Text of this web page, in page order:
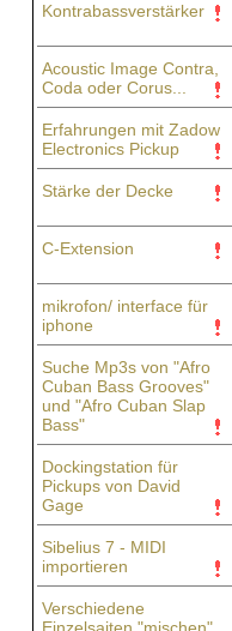
Kontrabassverstärker
Acoustic Image Contra,
Coda oder Corus...
Erfahrungen mit Zadow
Electronics Pickup
Stärke der Decke
C-Extension
mikrofon/ interface für
iphone
Suche Mp3s von "Afro
Cuban Bass Grooves"
und "Afro Cuban Slap
Bass"
Dockingstation für
Pickups von David
Gage
Sibelius 7 - MIDI
importieren
Verschiedene